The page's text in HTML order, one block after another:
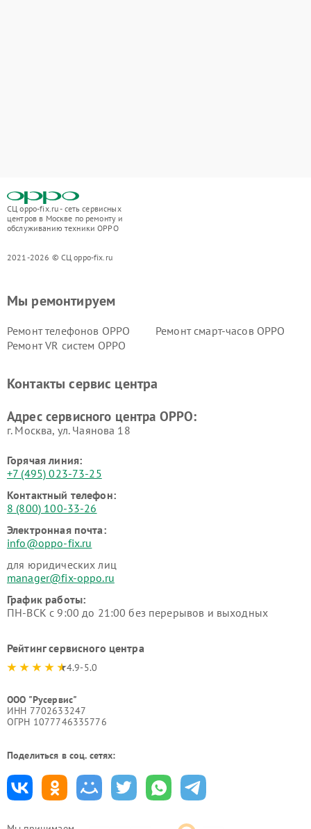
СЦ oppo-fix.ru - сеть сервисных
центров в Москве по ремонту и
обслуживанию техники OPPO
2021-2026 © СЦ oppo-fix.ru
Мы ремонтируем
Ремонт телефонов OPPO
Ремонт смарт-часов OPPO
Ремонт VR систем OPPO
Контакты сервис центра
Адрес сервисного центра OPPO:
г. Москва, ул. Чаянова 18
Горячая линия:
+7 (495) 023-73-25
Контактный телефон:
8 (800) 100-33-26
Электронная почта:
info@oppo-fix.ru
для юридических лиц
manager@fix-oppo.ru
График работы:
ПН-ВСК с 9:00 до 21:00 без перерывов и выходных
Рейтинг сервисного центра
4.9-5.0
ООО "Русервис"
ИНН 7702633247
ОГРН 1077746335776
Поделиться в соц. сетях: